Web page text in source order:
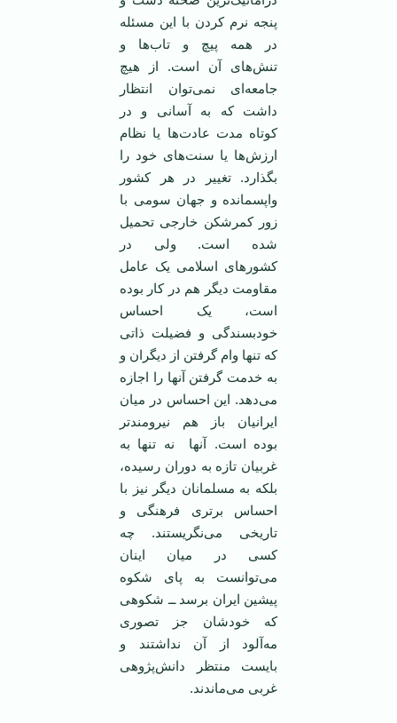
پنجه نرم کردن با اين مسئله
در همه پيچ و تاب‌ها و
تنش‌های آن است. از هيچ
جامعه‌ای نمی‌توان انتظار
داشت که به آسانی و در
کوتاه مدت عادت‌ها يا نظام
ارزش‌ها يا سنت‌های خود را
بگذارد. تغيير در هر کشور
واپسمانده و جهان سومی با
زور کمرشکن خارجی تحميل
شده است. ولی در
کشورهای اسلامی يک عامل
مقاومت ديگر هم در کار بوده
است، يک احساس
خودبسندگی و فضيلت ذاتی
که تنها وام گرفتن از ديگران و
به خدمت گرفتن آنها را اجازه
می‌دهد. اين احساس در ميان
ايرانيان باز هم نيرومندتر
بوده است. آنها نه تنها به
غربيان تازه به دوران رسيده،
بلکه به مسلمانان ديگر نيز با
احساس برتری فرهنگی و
تاريخی می‌نگريستند. چه
کسی در ميان اينان
می‌توانست به پای شکوه
پيشين ايران برسد ــ شکوهی
که خودشان جز تصوری
مه‌آلود از آن نداشتند و
بايست منتظر دانش‌پژوهی
غربی می‌ماندند.